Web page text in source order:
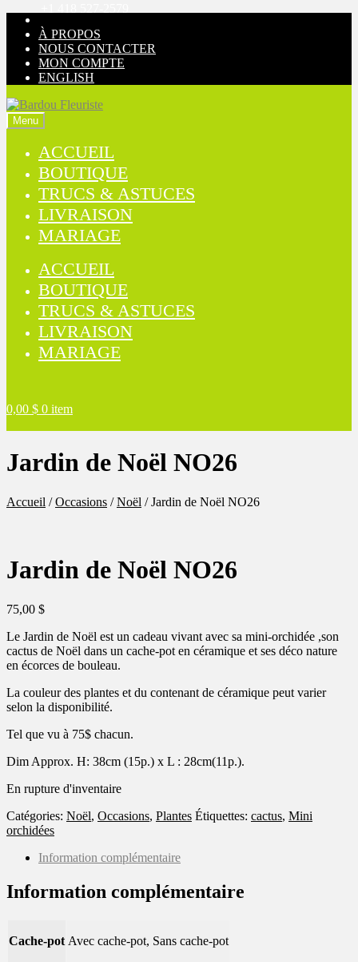
Aller
navigation
Aller
contenu
À PROPOS
NOUS CONTACTER
MON COMPTE
ENGLISH
Menu
ACCUEIL
BOUTIQUE
TRUCS & ASTUCES
LIVRAISON
MARIAGE
ACCUEIL
BOUTIQUE
TRUCS & ASTUCES
LIVRAISON
MARIAGE
0,00 $ 0 item
Jardin de Noël NO26
Accueil /Occasions /Noël /Jardin de Noël NO26
Jardin de Noël NO26
75,00 $
Le Jardin de Noël est un cadeau vivant avec sa mini-orchidée ,son
cactus de Noël dans un cache-pot en céramique et ses déco nature
en écorces de bouleau.
La couleur des plantes et du contenant de céramique peut varier
selon la disponibilité.
Tel que vu à 75$ chacun.
Dim Approx. H: 38cm (15p.) x L : 28cm(11p.).
En rupture d'inventaire
Catégories: Noël, Occasions, Plantes Étiquettes: cactus, Mini
orchidées
Information complémentaire
Information complémentaire
Cache-pot Avec cache-pot, Sans cache-pot